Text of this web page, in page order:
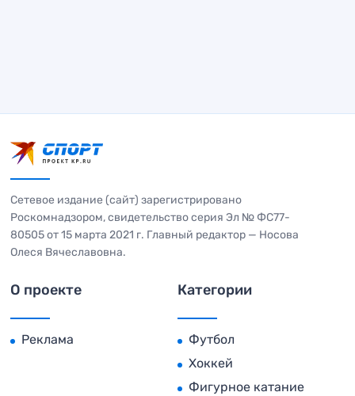
Сетевое издание (сайт) зарегистрировано
Роскомнадзором, свидетельство серия Эл № ФС77-
80505 от 15 марта 2021 г. Главный редактор — Носова
Олеся Вячеславовна.
О проекте
Реклама
Категории
Футбол
Хоккей
Фигурное катание